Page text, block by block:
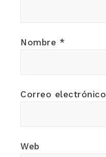
Nombre *
Correo electrónico
Web